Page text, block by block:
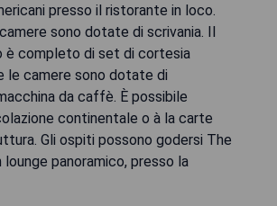
presso il ristorante in loco.
sono dotate di scrivania. Il
è completo di set di cortesia
le camere sono dotate di
da caffè. È possibile
continentale o à la carte
Gli ospiti possono godersi The
lounge panoramico, presso la